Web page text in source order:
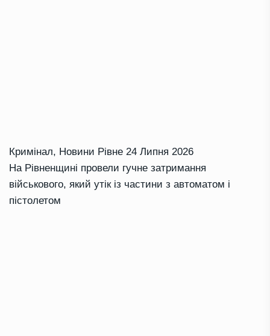
Кримінал, Новини Рівне 24 Липня 2026
На Рівненщині провели гучне затримання
військового, який утік із частини з автоматом і
пістолетом